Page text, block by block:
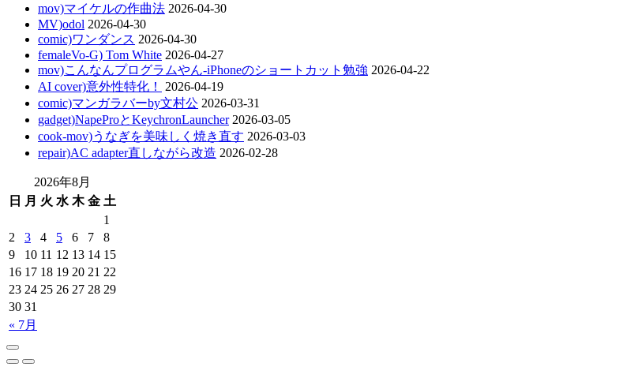
mov)マイケルの作曲法 2026-04-30
MV)odol 2026-04-30
comic)ワンダンス 2026-04-30
femaleVo-G) Tom White 2026-04-27
mov)こんなんプログラムやん-iPhoneのショートカット勉強 2026-04-22
AI cover)意外性特化！
2026-04-19
comic)マンガラバーby文村公 2026-03-31
gadget)NapeProとKeychronLauncher 2026-03-05
cook-mov)うなぎを美味しく焼き直す 2026-03-03
repair)AC adapter直しながら改造 2026-02-28
2026年8月
日
月 火 水 木 金 土
« 7月
1
2
3 4 5 6 7
8
9
10 11 12 13 14 15
16 17 18 19 20 21 22
23 24 25 26 27 28 29
30 31